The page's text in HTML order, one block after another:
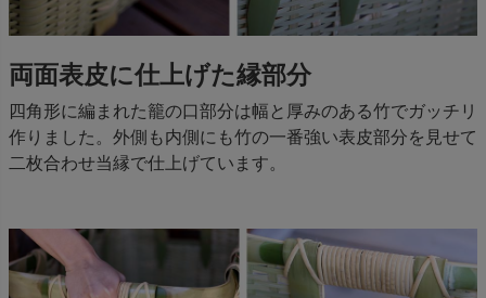
両面表皮に仕上げた縁部分
四角形に編まれた籠の口部分は幅と厚みのある竹でガッチリ
作りました。外側も内側にも竹の一番強い表皮部分を見せて
二枚合わせ当縁で仕上げています。